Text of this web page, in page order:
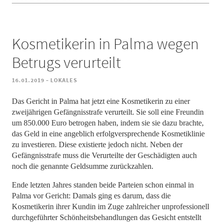
Kosmetikerin in Palma wegen
Betrugs verurteilt
16.01.2019 - LOKALES
Das Gericht in Palma hat jetzt eine Kosmetikerin zu einer
zweijährigen Gefängnisstrafe verurteilt. Sie soll eine Freundin
um 850.000 Euro betrogen haben, indem sie sie dazu brachte,
das Geld in eine angeblich erfolgversprechende Kosmetiklinie
zu investieren. Diese existierte jedoch nicht. Neben der
Gefängnisstrafe muss die Verurteilte der Geschädigten auch
noch die genannte Geldsumme zurückzahlen.
Ende letzten Jahres standen beide Parteien schon einmal in
Palma vor Gericht: Damals ging es darum, dass die
Kosmetikerin ihrer Kundin im Zuge zahlreicher unprofessionell
durchgeführter Schönheitsbehandlungen das Gesicht entstellt